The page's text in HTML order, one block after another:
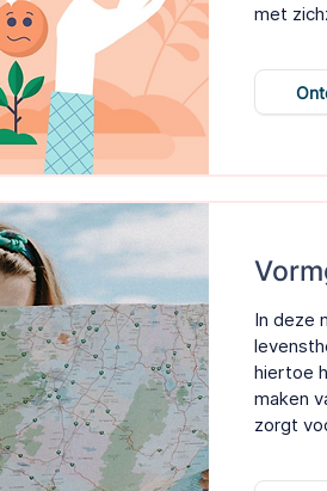
met
In deze
hiertoe
maken
zorgt